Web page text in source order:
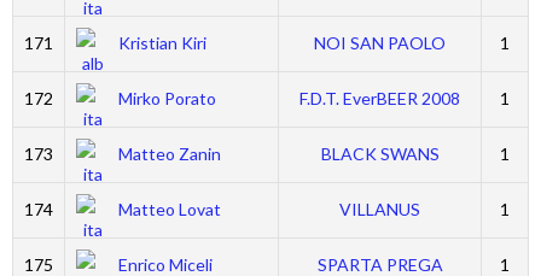
171 Kristian Kiri NOI SAN PAOLO 1
172 Mirko Porato F.D.T. EverBEER 2008 1
173 Matteo Zanin BLACK SWANS 1
174 Matteo Lovat VILLANUS 1
175 Enrico Miceli SPARTA PREGA 1